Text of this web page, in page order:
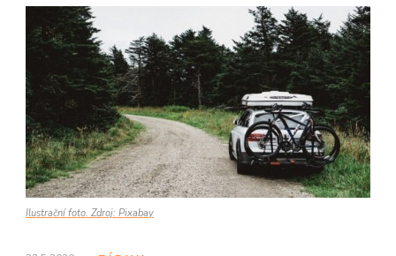
Ilustrační foto. Zdroj: Pixabay